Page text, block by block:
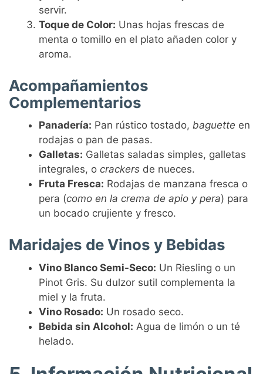
servir.
Toque de Color: Unas hojas frescas de
menta o tomillo en el plato añaden color y
aroma.
Acompañamientos
Complementarios
Panadería: Pan rústico tostado,baguette en
rodajas o pan de pasas.
Galletas: Galletas saladas simples, galletas
integrales, ocrackers de nueces.
Fruta Fresca: Rodajas de manzana fresca o
pera (como en la crema de apio y pera) para
un bocado crujiente y fresco.
Maridajes de Vinos y Bebidas
Vino Blanco Semi-Seco: Un Riesling o un
Pinot Gris. Su dulzor sutil complementa la
miel y la fruta.
Vino Rosado: Un rosado seco.
Bebida sin Alcohol: Agua de limón o un té
helado.